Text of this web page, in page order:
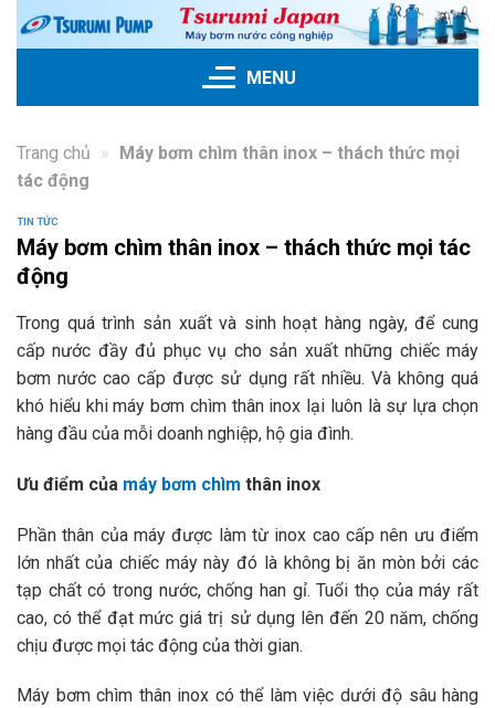
Skip
MENU
Trang chủ » Máy bơm chìm thân inox – thách thức mọi
tác động
TIN TỨC
Máy bơm chìm thân inox – thách thức mọi tác
động
Trong quá trình sản xuất và sinh hoạt hàng ngày, để cung
cấp nước đầy đủ phục vụ cho sản xuất những chiếc máy
bơm nước cao cấp được sử dụng rất nhiều. Và không quá
khó hiểu khi máy bơm chìm thân inox lại luôn là sự lựa chọn
hàng đầu của mỗi doanh nghiệp, hộ gia đình.
Ưu điểm của máy bơm chìm thân inox
Phần thân của máy được làm từ inox cao cấp nên ưu điểm
lớn nhất của chiếc máy này đó là không bị ăn mòn bởi các
tạp chất có trong nước, chống han gỉ. Tuổi thọ của máy rất
cao, có thể đạt mức giá trị sử dụng lên đến 20 năm, chống
chịu được mọi tác động của thời gian.
Máy bơm chìm thân inox có thể làm việc dưới độ sâu hàng